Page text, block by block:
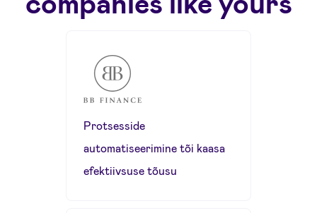
Protsesside
automatiseerimine tõi kaasa
efektiivsuse tõusu